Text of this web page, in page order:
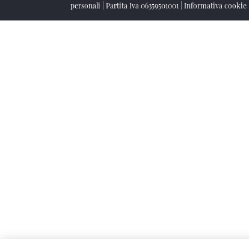
personali
Partita Iva 06359501001 Informativa cookie